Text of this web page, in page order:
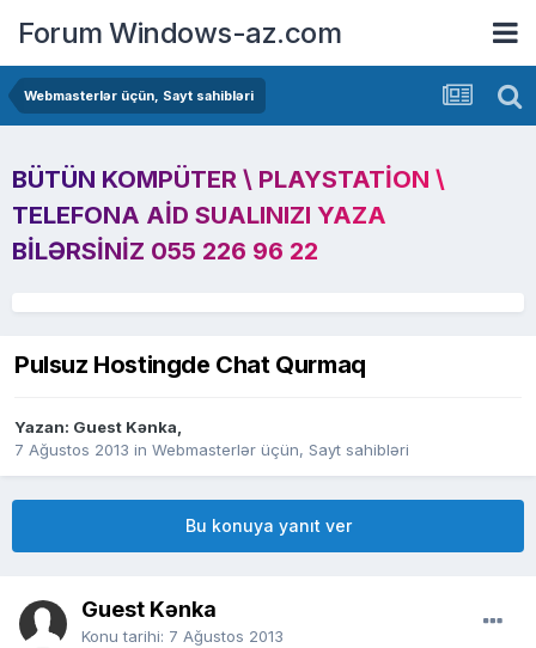
Forum Windows-az.com
Webmasterlər üçün, Sayt sahibləri
BÜTÜN KOMPÜTER \ PLAYSTATION \
TELEFONA AID SUALINIZI YAZA
BILƏRSINIZ 055 226 96 22
Pulsuz Hostingde Chat Qurmaq
Yazan: Guest Kənka,
7 Ağustos 2013 in Webmasterlər üçün, Sayt sahibləri
Bu konuya yanıt ver
Guest Kənka
Konu tarihi: 7 Ağustos 2013